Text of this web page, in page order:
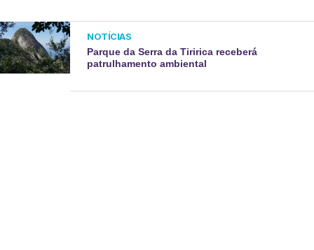
NOTÍCIAS
Parque da Serra da Tiririca receberá
patrulhamento ambiental